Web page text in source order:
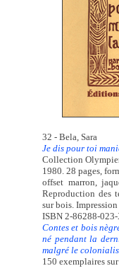
32 - Bela, Sara
Je dis pour toi
Collection
1980. 28 pages,
offset marron,
Reproduction des
sur bois.
ISBN 2-86288-
Contes et bois
né pendant la
malgré le
150 exemplaires